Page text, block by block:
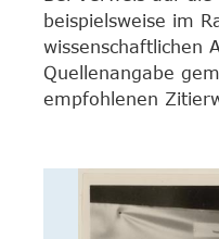
beispielsweise im
wissenschaftlichen
Quellenangabe
empfohlenen